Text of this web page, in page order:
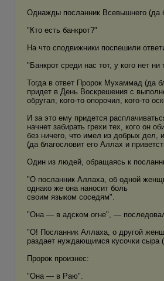
Однажды посланник Всевышнего (да
"Кто есть банкрот?"
На что сподвижники поспешили
"Банкрот среди нас тот, у кого нет ни
Тогда в ответ Пророк Мухаммад (да
придет в День Воскрешения с
обругал, кого-то опорочил, кого-то
И за это ему придется
начнет забирать грехи тех, кого он
без ничего, что имел из добрых дел,
(да благословит его Аллах и
Один из людей, обращаясь к
"О посланник Аллаха, об одной
однако же она наносит боль
своим языком соседям".
"Она — в адском огне", —
"О! Посланник Аллаха, о другой
раздает нуждающимся кусочки сыра
Пророк произнес:
"Она — в Раю".